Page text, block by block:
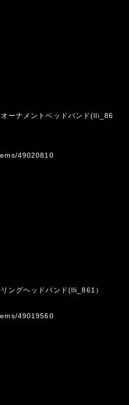
ーナメントベッドバンド(lli_86
49020810
ングヘッドバンド(lli_861）
49019560